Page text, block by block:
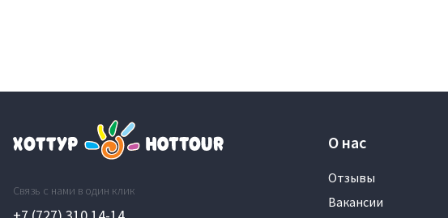
Связь с нами в один клик
О нас
Отзывы
Вакансии